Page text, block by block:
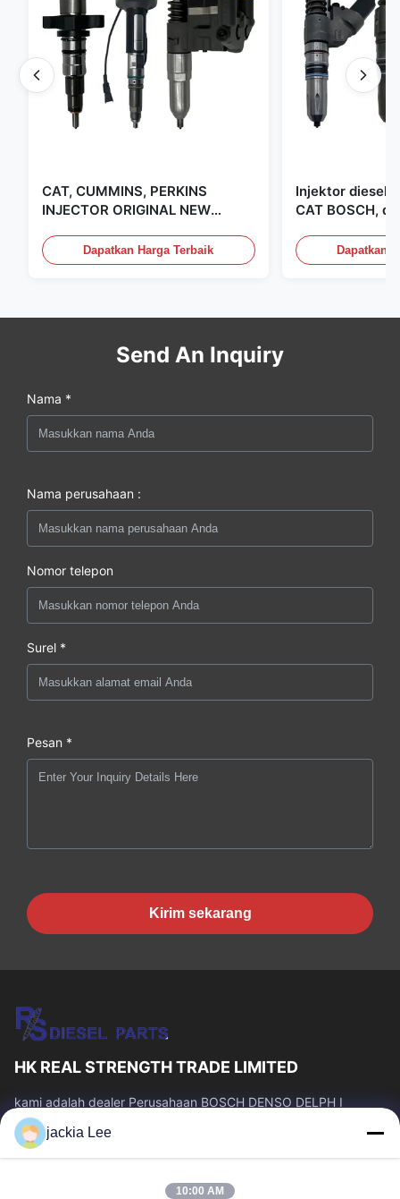
CAT, CUMMINS, PERKINS
INJECTOR ORIGINAL NEW
INJECTOR, MADE IN USA. kami
adalah CAT, CUMMINS, Pkerins
Dapatkan Harga Terbaik
Injektor diesel
CAT BOSCH,
Dapatkan
Send An Inquiry
Nama *
Nama perusahaan :
Nomor telepon
Surel *
Pesan *
Kirim sekarang
HK REAL STRENGTH TRADE LIMITED
kami adalah dealer Perusahaan BOSCH DENSO DELPH I
CATERPILLAR VOLVO CUMMINS TOYOTA ISUZU。 whatsapp
number :0086 159 2067 9523 .
Tautan Cepat
jackia Lee
10:00 AM